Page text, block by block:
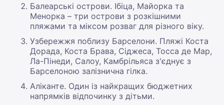
Балеарські острови. Ібіца, Майорка та
Менорка – три острови з розкішними
пляжами та міксом розваг для різного віку.
Узбережжя поблизу Барселони. Пляжі Коста
Дорада, Коста Брава, Сіджеса, Тосса де Мар,
Ла-Пінеди, Салоу, Камбрільяса з'єднує з
Барселоною залізнична гілка.
Аліканте. Один із найкращих бюджетних
напрямків відпочинку з дітьми.